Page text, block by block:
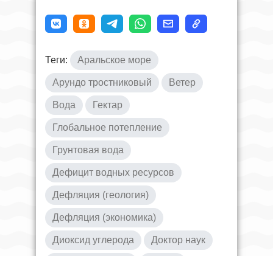
Теги: Аральское море
Арундо тростниковый Ветер
Вода Гектар
Глобальное потепление
Грунтовая вода
Дефицит водных ресурсов
Дефляция (геология)
Дефляция (экономика)
Диоксид углерода Доктор наук